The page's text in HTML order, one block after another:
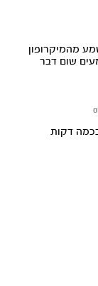
מהמיקרופון
שום דבר
דקות